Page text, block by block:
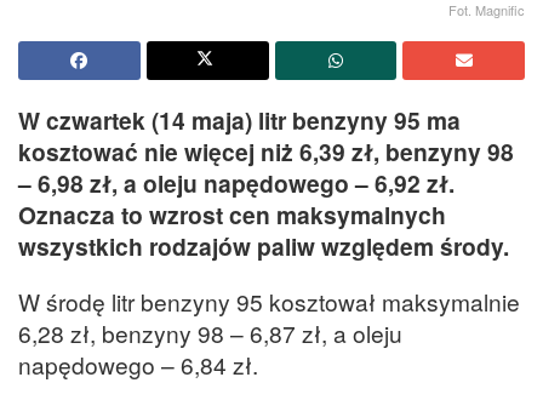
Fot. Magnific
W czwartek (14 maja) litr benzyny 95 ma
kosztować nie więcej niż 6,39 zł, benzyny 98
– 6,98 zł, a oleju napędowego – 6,92 zł.
Oznacza to wzrost cen maksymalnych
wszystkich rodzajów paliw względem środy.
W środę litr benzyny 95 kosztował maksymalnie
6,28 zł, benzyny 98 – 6,87 zł, a oleju
napędowego – 6,84 zł.